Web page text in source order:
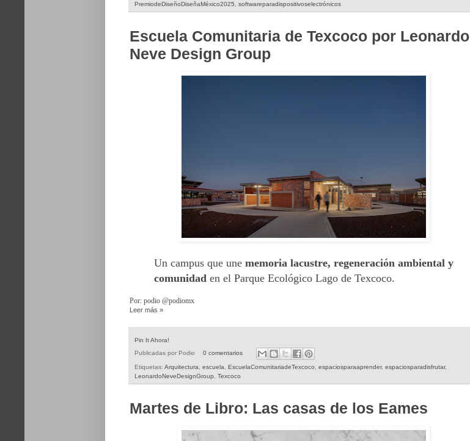
PremiodeDiseñoDiseñaMéxico2025
softwareparadispositivoselectrónicos
Escuela Comunitaria de Texcoco por Leonardo
Neve Design Group
Un campus que une memoria lacustre, regeneración ambiental y
comunidad en el Parque Ecológico Lago de Texcoco.
Por: podio @podiomx
Leer más »
Pin It Ahora!
Publicadas por Podio 0 comentarios
Etiquetas: Arquitectura escuela EscuelaComunitariadeTexcoco espaciosparaaprender, espaciosparadisfrutar,
LeonardoNeveDesignGroup
Texcoco
Martes de Libro: Las casas de los Eames